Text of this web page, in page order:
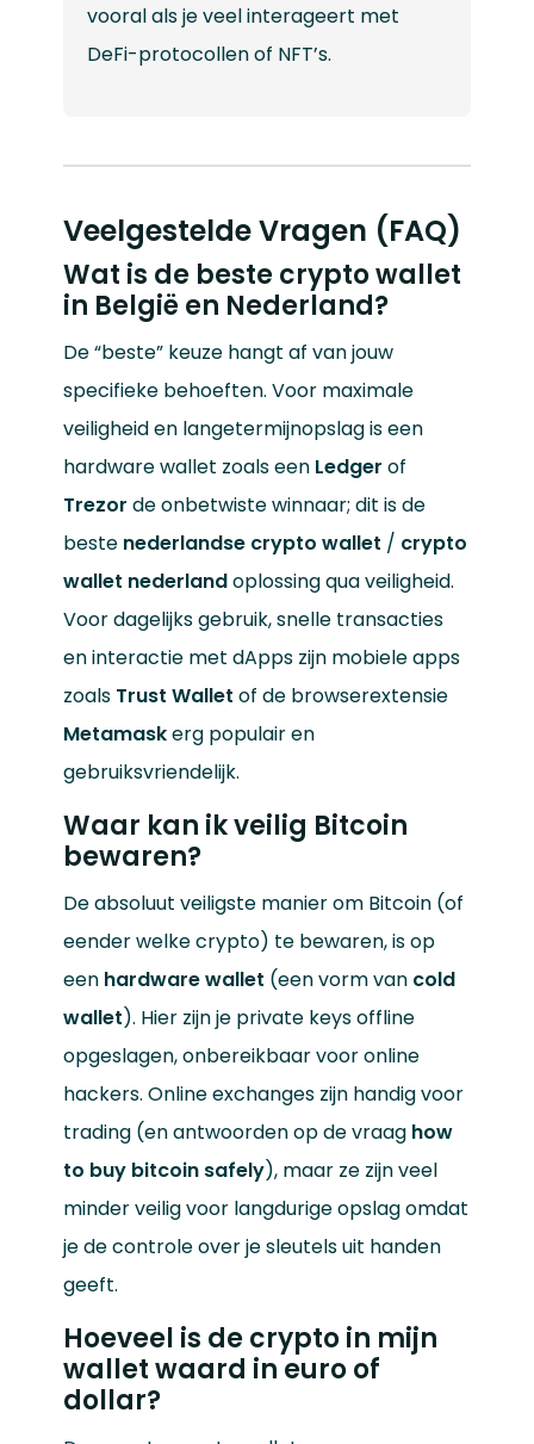
vooral als je veel interageert met
DeFi-protocollen of NFT’s.
Veelgestelde Vragen (FAQ)
Wat is de beste crypto wallet
in België en Nederland?
De “beste” keuze hangt af van jouw
specifieke behoeften. Voor maximale
veiligheid en langetermijnopslag is een
hardware wallet zoals een Ledger of
Trezor de onbetwiste winnaar; dit is de
beste nederlandse crypto wallet / crypto
wallet nederlandoplossing qua veiligheid.
Voor dagelijks gebruik, snelle transacties
en interactie met dApps zijn mobiele apps
zoals Trust Wallet of de browserextensie
Metamaskerg populair en
gebruiksvriendelijk.
Waar kan ik veilig Bitcoin
bewaren?
De absoluut veiligste manier om Bitcoin (of
eender welke crypto) te bewaren, is op
een hardware wallet (een vorm van cold
wallet). Hier zijn je private keys offline
opgeslagen, onbereikbaar voor online
hackers. Online exchanges zijn handig voor
trading (en antwoorden op de vraag how
to buy bitcoin safely), maar ze zijn veel
minder veilig voor langdurige opslag omdat
je de controle over je sleutels uit handen
geeft.
Hoeveel is de crypto in mijn
wallet waard in euro of
dollar?